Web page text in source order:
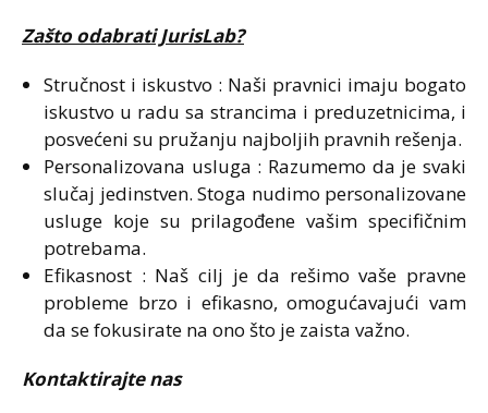
Zašto odabrati JurisLab?
Stručnost i iskustvo : Naši pravnici imaju bogato
iskustvo u radu sa strancima i preduzetnicima, i
posvećeni su pružanju najboljih pravnih rešenja.
Personalizovana usluga : Razumemo da je svaki
slučaj jedinstven. Stoga nudimo personalizovane
usluge koje su prilagođene vašim specifičnim
potrebama.
Efikasnost : Naš cilj je da rešimo vaše pravne
probleme brzo i efikasno, omogućavajući vam
da se fokusirate na ono što je zaista važno.
Kontaktirajte nas